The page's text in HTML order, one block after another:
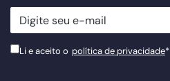
newsletter.suscribe
Li e aceito o política de privacidade*